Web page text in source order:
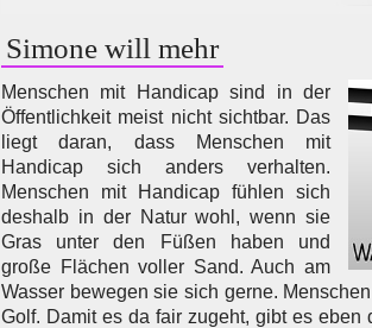
Simone will mehr
Menschen mit Handicap sind in der
Öffentlichkeit meist nicht sichtbar. Das
liegt daran, dass Menschen mit
Handicap sich anders verhalten.
Menschen mit Handicap fühlen sich
deshalb in der Natur wohl, wenn sie
Gras unter den Füßen haben und
große Flächen voller Sand. Auch am
Wasser bewegen sie sich gerne.
Golf. Damit es da fair zugeht, gibt es eben